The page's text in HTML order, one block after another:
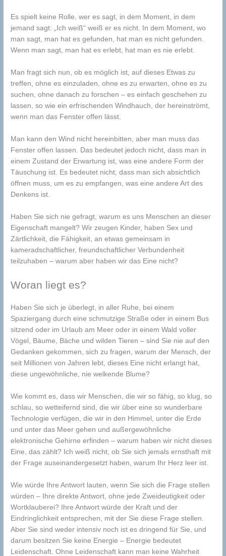
Es spielt keine Rolle, wer es sagt, in dem Moment, in dem
jemand sagt: „Ich weiß“ weiß er es nicht. In dem Moment, wo
man sagt, man hat es gefunden, hat man es nicht gefunden.
Wenn man sagt, man hat es erlebt, hat man es nie erlebt.
Man fragt sich nun, ob es möglich ist, auf dieses Etwas zu
treffen, ohne es einzuladen, ohne es zu erwarten, ohne es zu
suchen, ohne danach zu forschen – es einfach geschehen zu
lassen, so wie ein erfrischenden Windhauch, der hereinströmt,
wenn man das Fenster offen lässt.
Man kann den Wind nicht hereinbitten, aber man muss das
Fenster offen lassen. Das bedeutet jedoch nicht, dass man in
einem Zustand der Erwartung ist, was eine andere Form der
Täuschung ist. Es bedeutet nicht, dass man sich absichtlich
öffnen muss, um es zu empfangen, was eine andere Art des
Denkens ist.
Haben Sie sich nie gefragt, warum es uns Menschen an dieser
Eigenschaft mangelt? Wir zeugen Kinder, haben Sex und
Zärtlichkeit, die Fähigkeit, an etwas gemeinsam in
kameradschaftlicher, freundschaftlicher Verbundenheit
teilzuhaben – warum aber haben wir das Eine nicht?
Woran liegt es?
Haben Sie sich je überlegt, in aller Ruhe, bei einem
Spaziergang durch eine schmutzige Straße oder in einem Bus
sitzend oder im Urlaub am Meer oder in einem Wald voller
Vögel, Bäume, Bäche und wilden Tieren – sind Sie nie auf den
Gedanken gekommen, sich zu fragen, warum der Mensch, der
seit Millionen von Jahren lebt, dieses Eine nicht erlangt hat,
diese ungewöhnliche, nie welkende Blume?
Wie kommt es, dass wir Menschen, die wir so fähig, so klug, so
schlau, so wetteifernd sind, die wir über eine so wunderbare
Technologie verfügen, die wir in den Himmel, unter die Erde
und unter das Meer gehen und außergewöhnliche
elektronische Gehirne erfinden – warum haben wir nicht dieses
Eine, das zählt? Ich weiß nicht, ob Sie sich jemals ernsthaft mit
der Frage auseinandergesetzt haben, warum Ihr Herz leer ist.
Wie würde Ihre Antwort lauten, wenn Sie sich die Frage stellen
würden – Ihre direkte Antwort, ohne jede Zweideutigkeit oder
Wortklauberei? Ihre Antwort würde der Kraft und der
Eindringlichkeit entsprechen, mit der Sie diese Frage stellen.
Aber Sie sind weder intensiv noch ist es dringend für Sie, und
darum besitzen Sie keine Energie – Energie bedeutet
Leidenschaft. Ohne Leidenschaft kann man keine Wahrheit